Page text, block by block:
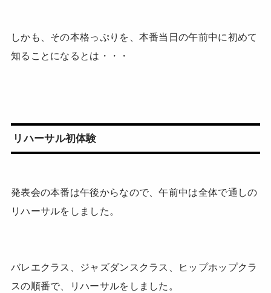
しかも、その本格っぷりを、本番当日の午前中に初めて
知ることになるとは・・・
リハーサル初体験
発表会の本番は午後からなので、午前中は全体で通しの
リハーサルをしました。
バレエクラス、ジャズダンスクラス、ヒップホップクラ
スの順番で、リハーサルをしました。